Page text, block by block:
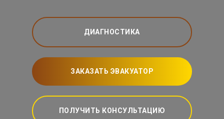
ДИАГНОСТИКА
ЗАКАЗАТЬ ЭВАКУАТОР
ПОЛУЧИТЬ КОНСУЛЬТАЦИЮ